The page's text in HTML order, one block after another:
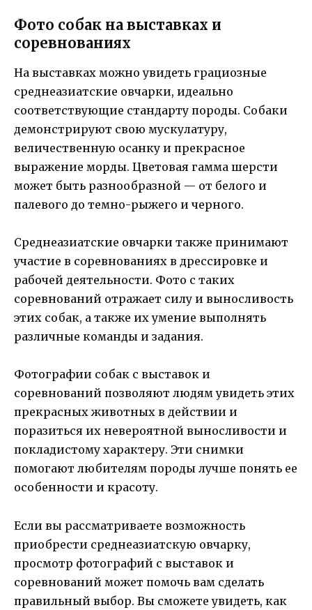
Фото собак на выставках и
соревнованиях
На выставках можно увидеть грациозные
среднеазиатские овчарки, идеально
соответствующие стандарту породы. Собаки
демонстрируют свою мускулатуру,
величественную осанку и прекрасное
выражение морды. Цветовая гамма шерсти
может быть разнообразной — от белого и
палевого до темно-рыжего и черного.
Среднеазиатские овчарки также принимают
участие в соревнованиях в дрессировке и
рабочей деятельности. Фото с таких
соревнований отражает силу и выносливость
этих собак, а также их умение выполнять
различные команды и задания.
Фотографии собак с выставок и
соревнований позволяют людям увидеть этих
прекрасных животных в действии и
поразиться их невероятной выносливости и
покладистому характеру. Эти снимки
помогают любителям породы лучше понять ее
особенности и красоту.
Если вы рассматриваете возможность
приобрести среднеазиатскую овчарку,
просмотр фотографий с выставок и
соревнований может помочь вам сделать
правильный выбор. Вы сможете увидеть, как